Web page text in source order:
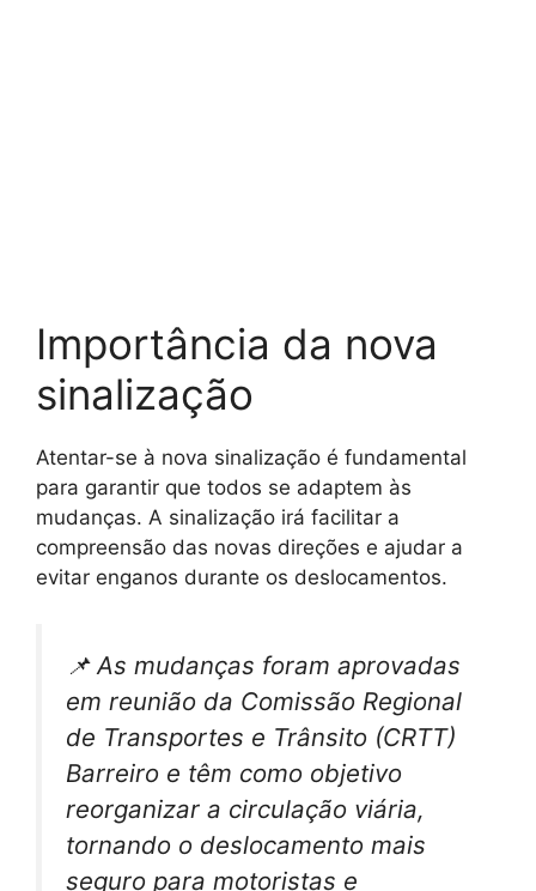
Importância da nova
sinalização
Atentar-se à nova sinalização é fundamental
para garantir que todos se adaptem às
mudanças. A sinalização irá facilitar a
compreensão das novas direções e ajudar a
evitar enganos durante os deslocamentos.
📌 As mudanças foram aprovadas
em reunião da Comissão Regional
de Transportes e Trânsito (CRTT)
Barreiro e têm como objetivo
reorganizar a circulação viária,
tornando o deslocamento mais
seguro para motoristas e